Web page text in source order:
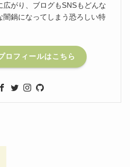
広がり、ブログもSNSもどんな
闇鍋になってしまう恐ろしい特
ロフィールはこちら